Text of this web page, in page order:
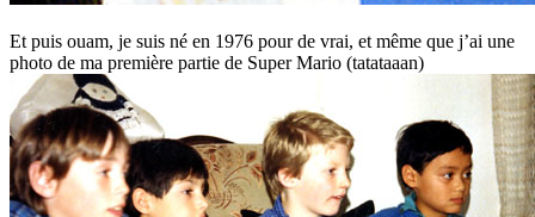
Et puis ouam, je suis né en 1976 pour de vrai, et même que j’ai une
photo de ma première partie de Super Mario (tatataaan)